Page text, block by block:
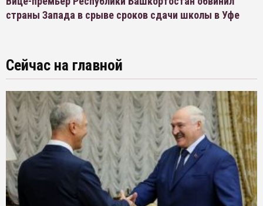
страны Запада в срыве сроков сдачи школы в Уфе
Сейчас на главной